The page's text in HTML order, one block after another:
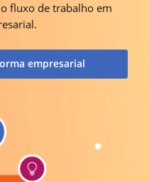
fluxo de trabalho em
empresarial